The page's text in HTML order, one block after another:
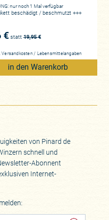
nur noch 1 Mal verfügbar
beschädigt / beschmutzt +++
€ statt 19,95€
Versandkosten / Lebensmittelangaben
in den Warenkorb
von Pinard de
schnell und
Abonnent
Internet-